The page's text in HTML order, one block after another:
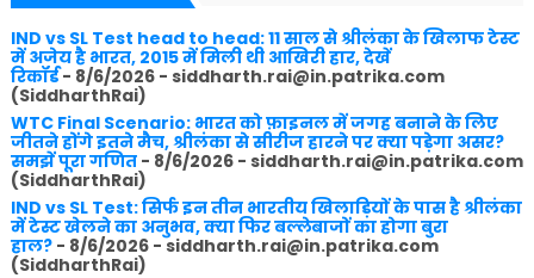
IND vs SL Test head to head: 11 साल से श्रीलंका के खिलाफ टेस्ट
में अजेय है भारत, 2015 में मिली थी आखिरी हार, देखें
रिकॉर्ड- 8/6/2026- siddharth.rai@in.patrika.com
(SiddharthRai)
WTC Final Scenario: भारत को फ़ाइनल में जगह बनाने के लिए
जीतने होंगे इतने मैच, श्रीलंका से सीरीज हारने पर क्या पड़ेगा असर?
समझें पूरा गणित- 8/6/2026- siddharth.rai@in.patrika.com
(SiddharthRai)
IND vs SL Test: सिर्फ इन तीन भारतीय खिलाड़ियों के पास है श्रीलंका
में टेस्ट खेलने का अनुभव, क्या फिर बल्लेबाजों का होगा बुरा
हाल?- 8/6/2026- siddharth.rai@in.patrika.com
(SiddharthRai)